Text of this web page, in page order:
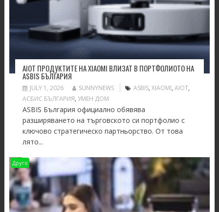
AIOT ПРОДУКТИТЕ НА XIAOMI ВЛИЗАТ В ПОРТФОЛИОТО НА
ASBIS БЪЛГАРИЯ
JULY 1, 2026 SUNNYNEWS ASBIS, XIAOMI, АIOT,
АСБИС БЪЛГАРИЯ, УМЕН ДОМ
ASBIS България официално обявява
разширяването на търговското си портфолио с
ключово стратегическо партньорство. От това
лято...
Друго